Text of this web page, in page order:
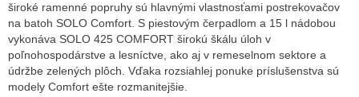
široké ramenné popruhy sú hlavnými vlastnosťami postrekovačov
na batoh SOLO Comfort. S piestovým čerpadlom a 15 l nádobou
vykonáva SOLO 425 COMFORT širokú škálu úloh v
poľnohospodárstve a lesníctve, ako aj v remeselnom sektore a
údržbe zelených plôch. Vďaka rozsiahlej ponuke príslušenstva sú
modely Comfort ešte rozmanitejšie.